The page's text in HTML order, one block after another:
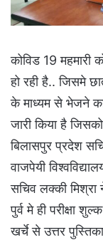
कोविड 19 महमारी
हो रही है.. जिसमे
के माध्यम से भेजने का
जारी किया है
बिलासपुर प्रदेश
वाजपेयी
सचिव लक्की मिश्रा
पुर्व मे ही परीक्षा
खर्चे से उत्तर